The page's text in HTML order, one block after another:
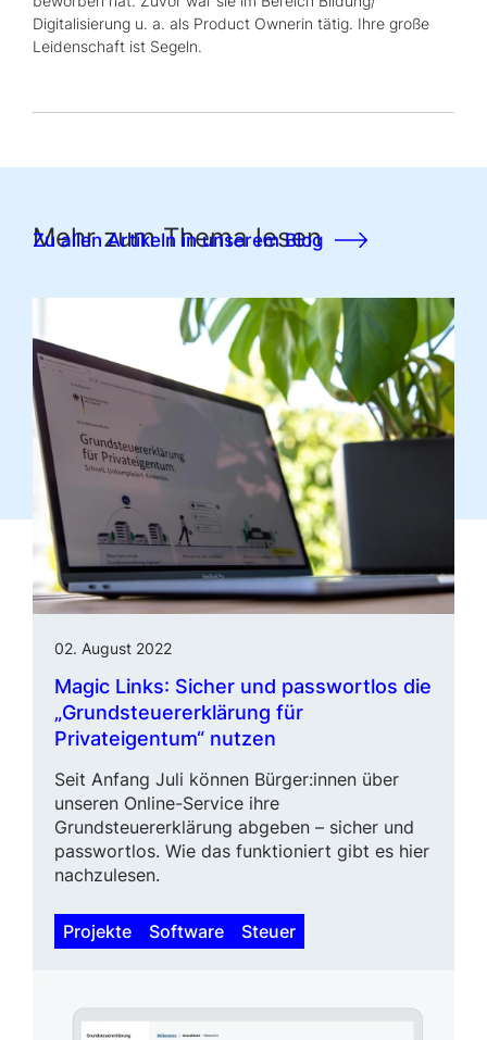
Digitalisierung u. a. als Product Ownerin tätig. Ihre große
Leidenschaft ist Segeln.
Mehr zum Thema lesen
Zu allen Artikeln in unserem Blog
02. August 2022
Magic Links: Sicher und pass­wort­los die
„Grundsteuererklä­rung für
Privateigentum“ nutzen
Seit Anfang Juli können Bürger:innen über
unseren Online-Service ihre
Grundsteuererklärung abgeben – sicher und
passwortlos. Wie das funktioniert gibt es hier
nachzulesen.
Projekte Software Steuer